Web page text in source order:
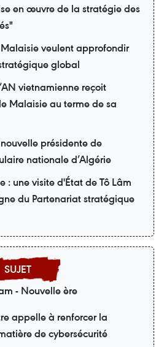
en œuvre de la stratégie des
veulent approfondir
global
vietnamienne reçoit
Malaisie au terme de sa
présidente de
nationale d’Algérie
: une visite d'État de Tô Lâm
du Partenariat stratégique
- Nouvelle ère
appelle à renforcer la
de cybersécurité